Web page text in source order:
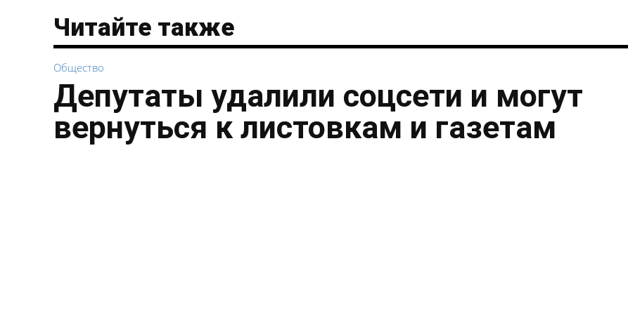
Читайте также
Общество
Депутаты удалили соцсети и могут
вернуться к листовкам и газетам